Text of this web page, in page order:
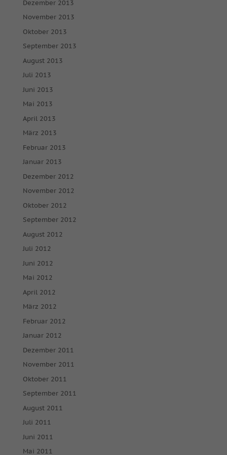
Dezember 2013
November 2013
Oktober 2013
September 2013
August 2013
Juli 2013
Juni 2013
Mai 2013
April 2013
März 2013
Februar 2013
Januar 2013
Dezember 2012
November 2012
Oktober 2012
September 2012
August 2012
Juli 2012
Juni 2012
Mai 2012
April 2012
März 2012
Februar 2012
Januar 2012
Dezember 2011
November 2011
Oktober 2011
September 2011
August 2011
Juli 2011
Juni 2011
Mai 2011